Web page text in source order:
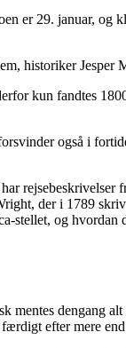
29. januar, og
historiker
kun fandtes
også i
der i 1789
stellet, og
mentes
efter mere